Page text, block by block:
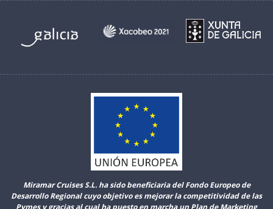
Miramar Cruises S.L. ha sido beneficiaria del Fondo Europeo de
Desarrollo Regional cuyo objetivo es mejorar la competitividad de las
Pymes y gracias al cual ha puesto en marcha un Plan de Marketing